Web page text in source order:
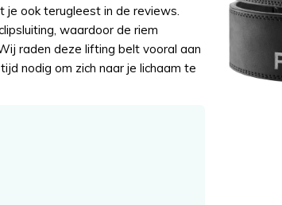
ook terugleest in de reviews.
waardoor de riem
raden deze lifting belt vooral aan
nodig om zich naar je lichaam te